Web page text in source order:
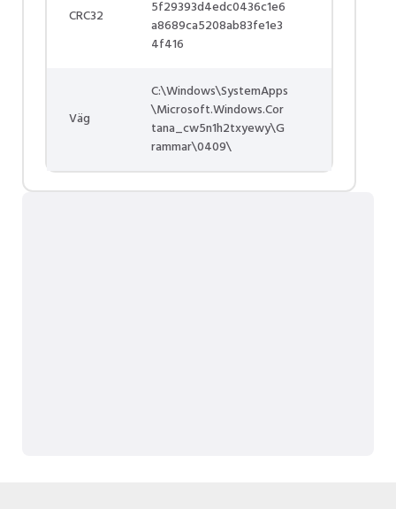
CRC32
5f29393d4edc0436c1e6
a8689ca5208ab83fe1e3
4f416
Väg
C:\Windows\SystemApps
\Microsoft.Windows.Cor
tana_cw5n1h2txyewy\G
rammar\0409\